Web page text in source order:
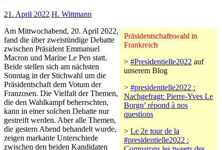
21. April 2022 H. Wittmann
Präsidentschaftswahl in
Frankreich
> #Presidentielle2022 auf
unserem Blog
> #presidentielle2022 :
Nachgefragt: Pierre-Yves Le
Borgn’ répond à nos
questions
> Le 2e tour de la
#presidentielle2022 :
Am Mittwochabend, 20. April 2022,
fand die über zweistündige Debatte
zwischen Präsident Emmanuel
Macron und Marine Le Pen statt.
Beide stellen sich am nächsten
Sonntag in der Stichwahl um die
Präsidentschaft dem Votum der
Franzosen. Die Vielfalt der Themen,
die den Wahlkampf beherrschten,
kann in einer solchen Debatte nur
gestreift werden. Aber alle Themen,
die gestern Abend behandelt wurde,
zeigen markante Unterschiede
zwischen den beiden Kandidaten